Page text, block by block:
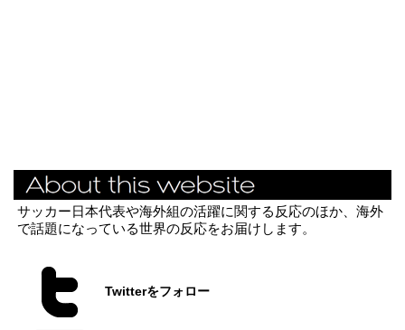
サッカー日本代表や海外組の活躍に関する反応のほか、海外
で話題になっている世界の反応をお届けします。
Twitterをフォロー